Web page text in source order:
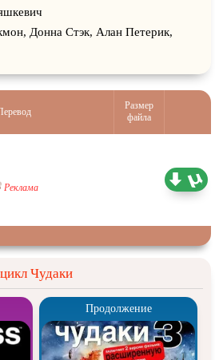
Донна Стэк, Алан Петерик,
Размер
файла
Реклама
цикл Чудаки
Продолжение